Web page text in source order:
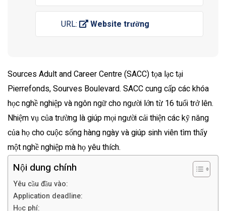
URL: Website trường
Sources Adult and Career Centre (SACC) tọa lạc tại
Pierrefonds, Sourves Boulevard. SACC cung cấp các khóa
học nghề nghiệp và ngôn ngữ cho người lớn từ 16 tuổi trở lên.
Nhiệm vụ của trường là giúp mọi người cải thiện các kỹ năng
của họ cho cuộc sống hàng ngày và giúp sinh viên tìm thấy
một nghề nghiệp mà họ yêu thích.
Nội dung chính
Yêu cầu đầu vào:
Application deadline:
Học phí: